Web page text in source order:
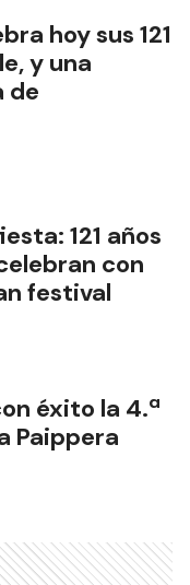
hoy sus 121
y una
de
121 años
con
festival
éxito la 4.ª
Paippera